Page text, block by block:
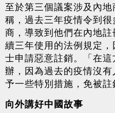
至於第三個議案涉及內
稱，過去三年疫情令到
商，導致到他們在內地
續三年使用的法例規定
士申請惡意註銷。「在
辦，因為過去的疫情沒
予一些特別措施，免被註
向外講好中國故事